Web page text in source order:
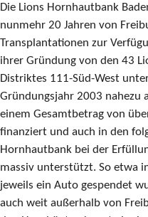
Die Lions Hornhautbank
nunmehr 20 Jahren von
Transplantationen zur
ihrer Gründung von den 43
Distriktes 111-Süd-West
Gründungsjahr 2003 nahezu
einem Gesamtbetrag von
finanziert und auch in den
Hornhautbank bei der
massiv unterstützt. So etwa
jeweils ein Auto gespendet
auch weit außerhalb von